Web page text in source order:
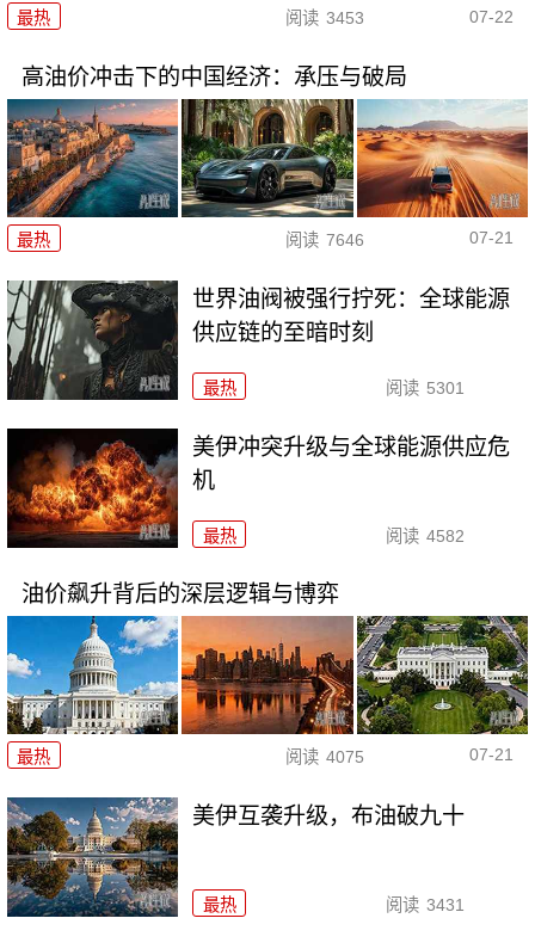
最热 阅读 3453 07-22
高油价冲击下的中国经济：承压与破局
最热 阅读 7646 07-21
世界油阀被强行拧死：全球能源
供应链的至暗时刻
最热 阅读 5301
美伊冲突升级与全球能源供应危
机
最热 阅读 4582
油价飙升背后的深层逻辑与博弈
最热 阅读 4075 07-21
美伊互袭升级，布油破九十
最热 阅读 3431